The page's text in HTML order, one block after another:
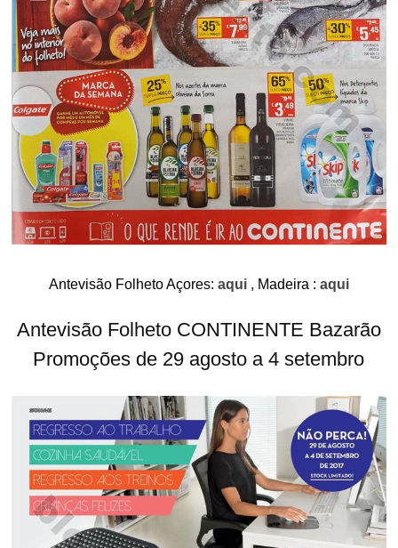
Antevisão Folheto Açores: aqui, Madeira : aqui
Antevisão Folheto CONTINENTE Bazarão
Promoções de 29 agosto a 4 setembro